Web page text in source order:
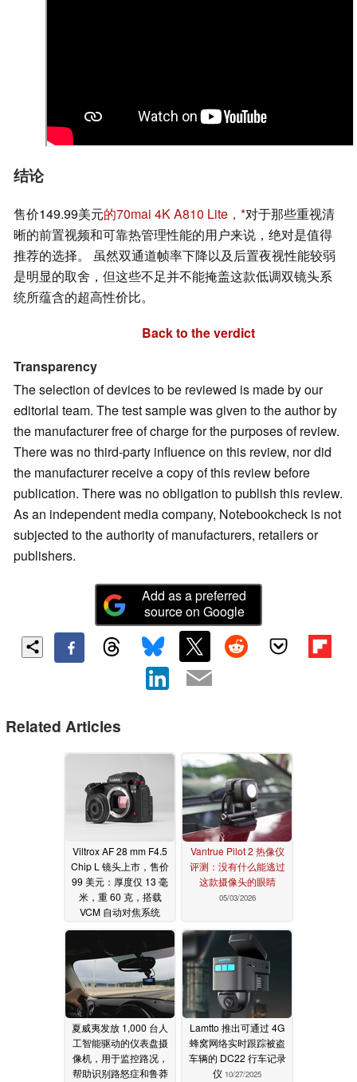
结论
售价149.99美元的70mai 4K A810 Lite，
对于那些重视清
晰的前置视频和可靠热管理性能的用户来说，绝对是值得
推荐的选择。 虽然双通道帧率下降以及后置夜视性能较弱
是明显的取舍，但这些不足并不能掩盖这款低调双镜头系
统所蕴含的超高性价比。
Back to the verdict
Transparency
The selection of devices to be reviewed is made by our
editorial team. The test sample was given to the author by
the manufacturer free of charge for the purposes of review.
There was no third-party influence on this review, nor did
the manufacturer receive a copy of this review before
publication. There was no obligation to publish this review.
As an independent media company, Notebookcheck is not
subjected to the authority of manufacturers, retailers or
publishers.
Add as a preferred
source on Google
Related Articles
Viltrox AF 28 mm F4.5
Chip L 镜头上市，售价
99 美元：厚度仅 13 毫
米，重 60 克，搭载
VCM 自动对焦系统
06/17/2026
Vantrue Pilot 2 热像仪
评测：没有什么能逃过
这款摄像头的眼睛
05/03/2026
夏威夷发放 1,000 台人
工智能驱动的仪表盘摄
像机，用于监控路况，
帮助识别路怒症和鲁莽
Lamtto 推出可通过 4G
蜂窝网络实时跟踪被盗
车辆的 DC22 行车记录
仪 10/27/2025